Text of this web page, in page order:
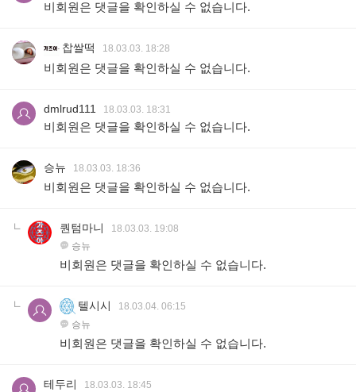
비회원은 댓글을 확인하실 수 없습니다.
찹쌀떡 18.03.03. 18:28
비회원은 댓글을 확인하실 수 없습니다.
dmlrud111 18.03.03. 18:31
비회원은 댓글을 확인하실 수 없습니다.
승뉴 18.03.03. 18:36
비회원은 댓글을 확인하실 수 없습니다.
퀀텀마니
18.03.03. 19:08
승뉴
비회원은 댓글을 확인하실 수 없습니다.
텔시시
18.03.04. 06:15
승뉴
비회원은 댓글을 확인하실 수 없습니다.
테두리 18.03.03. 18:45